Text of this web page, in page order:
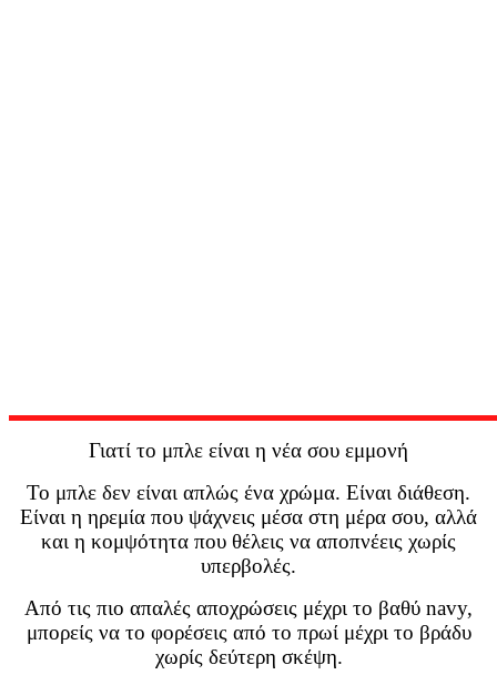
Γιατί το μπλε είναι η νέα σου εμμονή
Το μπλε δεν είναι απλώς ένα χρώμα. Είναι διάθεση.
Είναι η ηρεμία που ψάχνεις μέσα στη μέρα σου, αλλά
και η κομψότητα που θέλεις να αποπνέεις χωρίς
υπερβολές.
Από τις πιο απαλές αποχρώσεις μέχρι το βαθύ navy,
μπορείς να το φορέσεις από το πρωί μέχρι το βράδυ
χωρίς δεύτερη σκέψη.